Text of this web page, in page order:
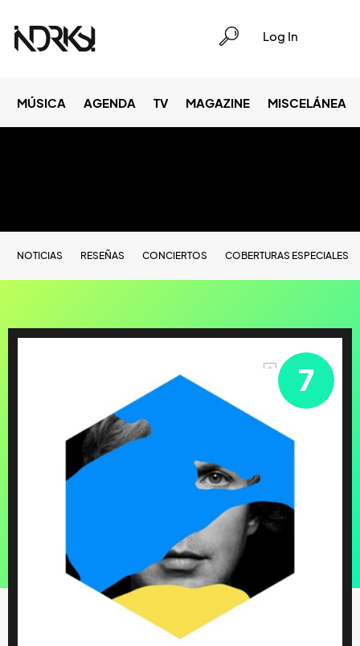
Log In
MÚSICA AGENDA TV MAGAZINE MISCELÁNEA
NOTICIAS RESEÑAS CONCIERTOS COBERTURAS ESPECIALES
7